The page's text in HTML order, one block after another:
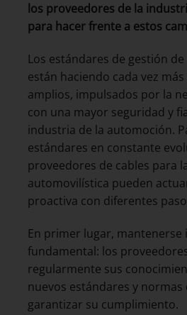
los proveedores de la
para hacer frente a estos
Los estándares de gestión de
están haciendo cada vez
amplios, impulsados por la
con una mayor seguridad y
industria de la automoción.
estándares en constante
proveedores de cables para
automovilística pueden
proactiva con diferentes
En primer lugar, mantenerse
fundamental: los
regularmente sus
nuevos estándares y normas
garantizar su cumplimiento.